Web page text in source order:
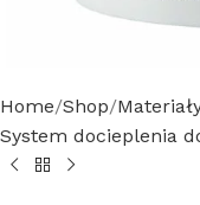
Home Shop
System docieplenia